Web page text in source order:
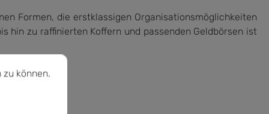
Formen, die erstklassigen Organisationsmöglichkeiten
hin zu raffinierten Koffern und passenden Geldbörsen ist
Mehr Informationen ...
können.